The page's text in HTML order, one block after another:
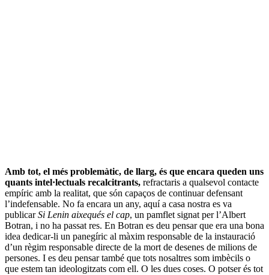
Amb tot, el més problemàtic, de llarg, és que encara queden uns
quants intel·lectuals recalcitrants, refractaris a qualsevol contacte
empíric amb la realitat, que són capaços de continuar defensant
l’indefensable. No fa encara un any, aquí a casa nostra es va
publicarSi Lenin aixequés el cap, un pamflet signat per l’Albert
Botran, i no ha passat res. En Botran es deu pensar que era una bona
idea dedicar-li un panegíric al màxim responsable de la instauració
d’un règim responsable directe de la mort de desenes de milions de
persones. I es deu pensar també que tots nosaltres som imbècils o
que estem tan ideologitzats com ell. O les dues coses. O potser és tot